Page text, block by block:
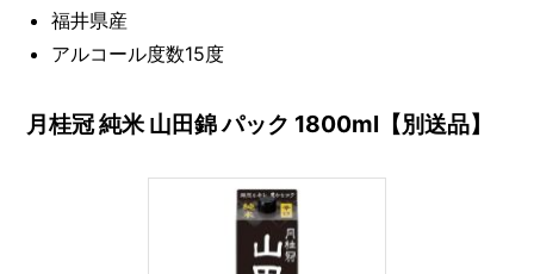
福井県産
アルコール度数15度
月桂冠 純米 山田錦 パック 1800ml【別送品】